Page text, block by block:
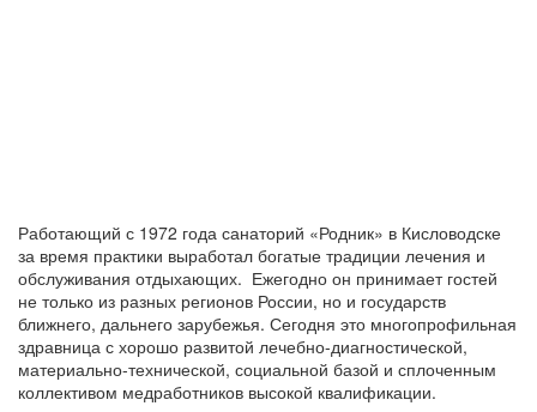
Работающий с 1972 года санаторий «Родник» в Кисловодске
за время практики выработал богатые традиции лечения и
обслуживания отдыхающих. Ежегодно он принимает гостей
не только из разных регионов России, но и государств
ближнего, дальнего зарубежья. Сегодня это многопрофильная
здравница с хорошо развитой лечебно-диагностической,
материально-технической, социальной базой и сплоченным
коллективом медработников высокой квалификации.